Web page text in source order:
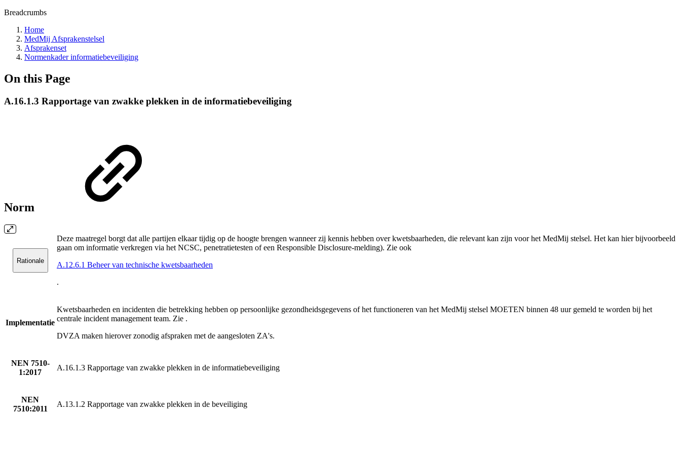
Breadcrumbs
Home
MedMij Afsprakenstelsel
Afsprakenset
Normenkader informatiebeveiliging
On this Page
A.16.1.3 Rapportage van zwakke plekken in de informatiebeveiliging
Norm
Rationale
Deze maatregel borgt dat alle partijen elkaar tijdig op de hoogte brengen wanneer zij kennis hebben over kwetsbaarheden, die relevant kan zijn voor het MedMij stelsel. Het kan hier bijvoorbeeld
gaan om informatie verkregen via het NCSC, penetratietesten of een Responsible Disclosure-melding). Zie ook
A.12.6.1 Beheer van technische kwetsbaarheden
.
Implementatie
Kwetsbaarheden en incidenten die betrekking hebben op persoonlijke gezondheidsgegevens of het functioneren van het MedMij stelsel MOETEN binnen 48 uur gemeld te worden bij het
centrale incident management team. Zie .
DVZA maken hierover zonodig afspraken met de aangesloten ZA's.
NEN 7510-
1:2017
A.16.1.3 Rapportage van zwakke plekken in de informatiebeveiliging
NEN
7510:2011
A.13.1.2 Rapportage van zwakke plekken in de beveiliging